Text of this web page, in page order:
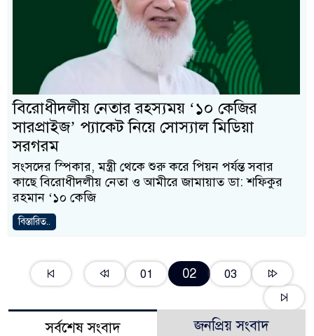
বিরোধীদলীয় নেতার রহস্যময় ‘১০ কেজির
সারপ্রাইজ’ প্যাকেট নিয়ে সোস্যাল মিডিয়া
সরগরম
সংসদের স্পিকার, মন্ত্রী থেকে শুরু করে পিয়ন পর্যন্ত সবার
কাছে বিরোধীদলীয় নেতা ও আমীরে জামায়াত ডা: শফিকুর
রহমান ‘১০ কেজি
বিস্তারিত..
01 02 03
সর্বশেষ সংবাদ জনপ্রিয় সংবাদ